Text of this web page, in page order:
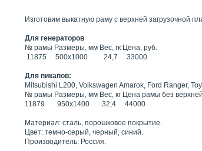
Изготовим выкатную раму с верхней
Для генераторов
№ рамы Размеры, мм Вес, гк Цена, руб.
11875 500х1000 24,7 33000
Для пикапов:
Mitsubishi L200, Volkswagen Amarok, Ford Ranger,
№ рамы Размеры, мм Вес, кг Цена рамы без
11879 950х1400 32,4 44000
Материал: сталь, порошковое покрытие.
Цвет: темно-серый, черный, синий.
Производитель: Россия.